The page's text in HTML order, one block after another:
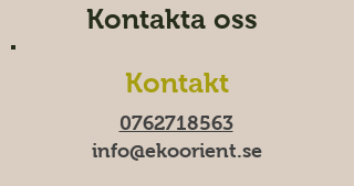
Kontakta oss
Kontakt
0762718563
info@ekoorient.se​​